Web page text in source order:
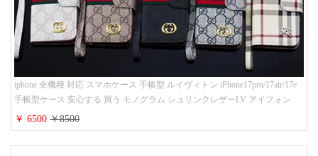
iphone 全機種 対応 スマホケース 手帳型 ルイヴィトン iPhone17pro/17air/17e
手帳型ケース 安心する 買う モノグラム シュリンクレザーLV アイフォン
16/16promaxスマホケース 手帳 多機能 グッチiphone15pro/14/13携帯ケース 大
人 レディース メンズ ストラップ付き
￥ 6500￥8500